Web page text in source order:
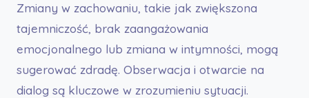
Zmiany w zachowaniu, takie jak zwiększona
tajemniczość, brak zaangażowania
emocjonalnego lub zmiana w intymności, mogą
sugerować zdradę. Obserwacja i otwarcie na
dialog są kluczowe w zrozumieniu sytuacji.